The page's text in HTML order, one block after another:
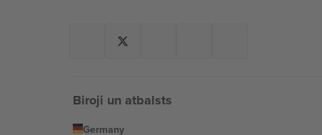
Biroji un atbalsts
Germany